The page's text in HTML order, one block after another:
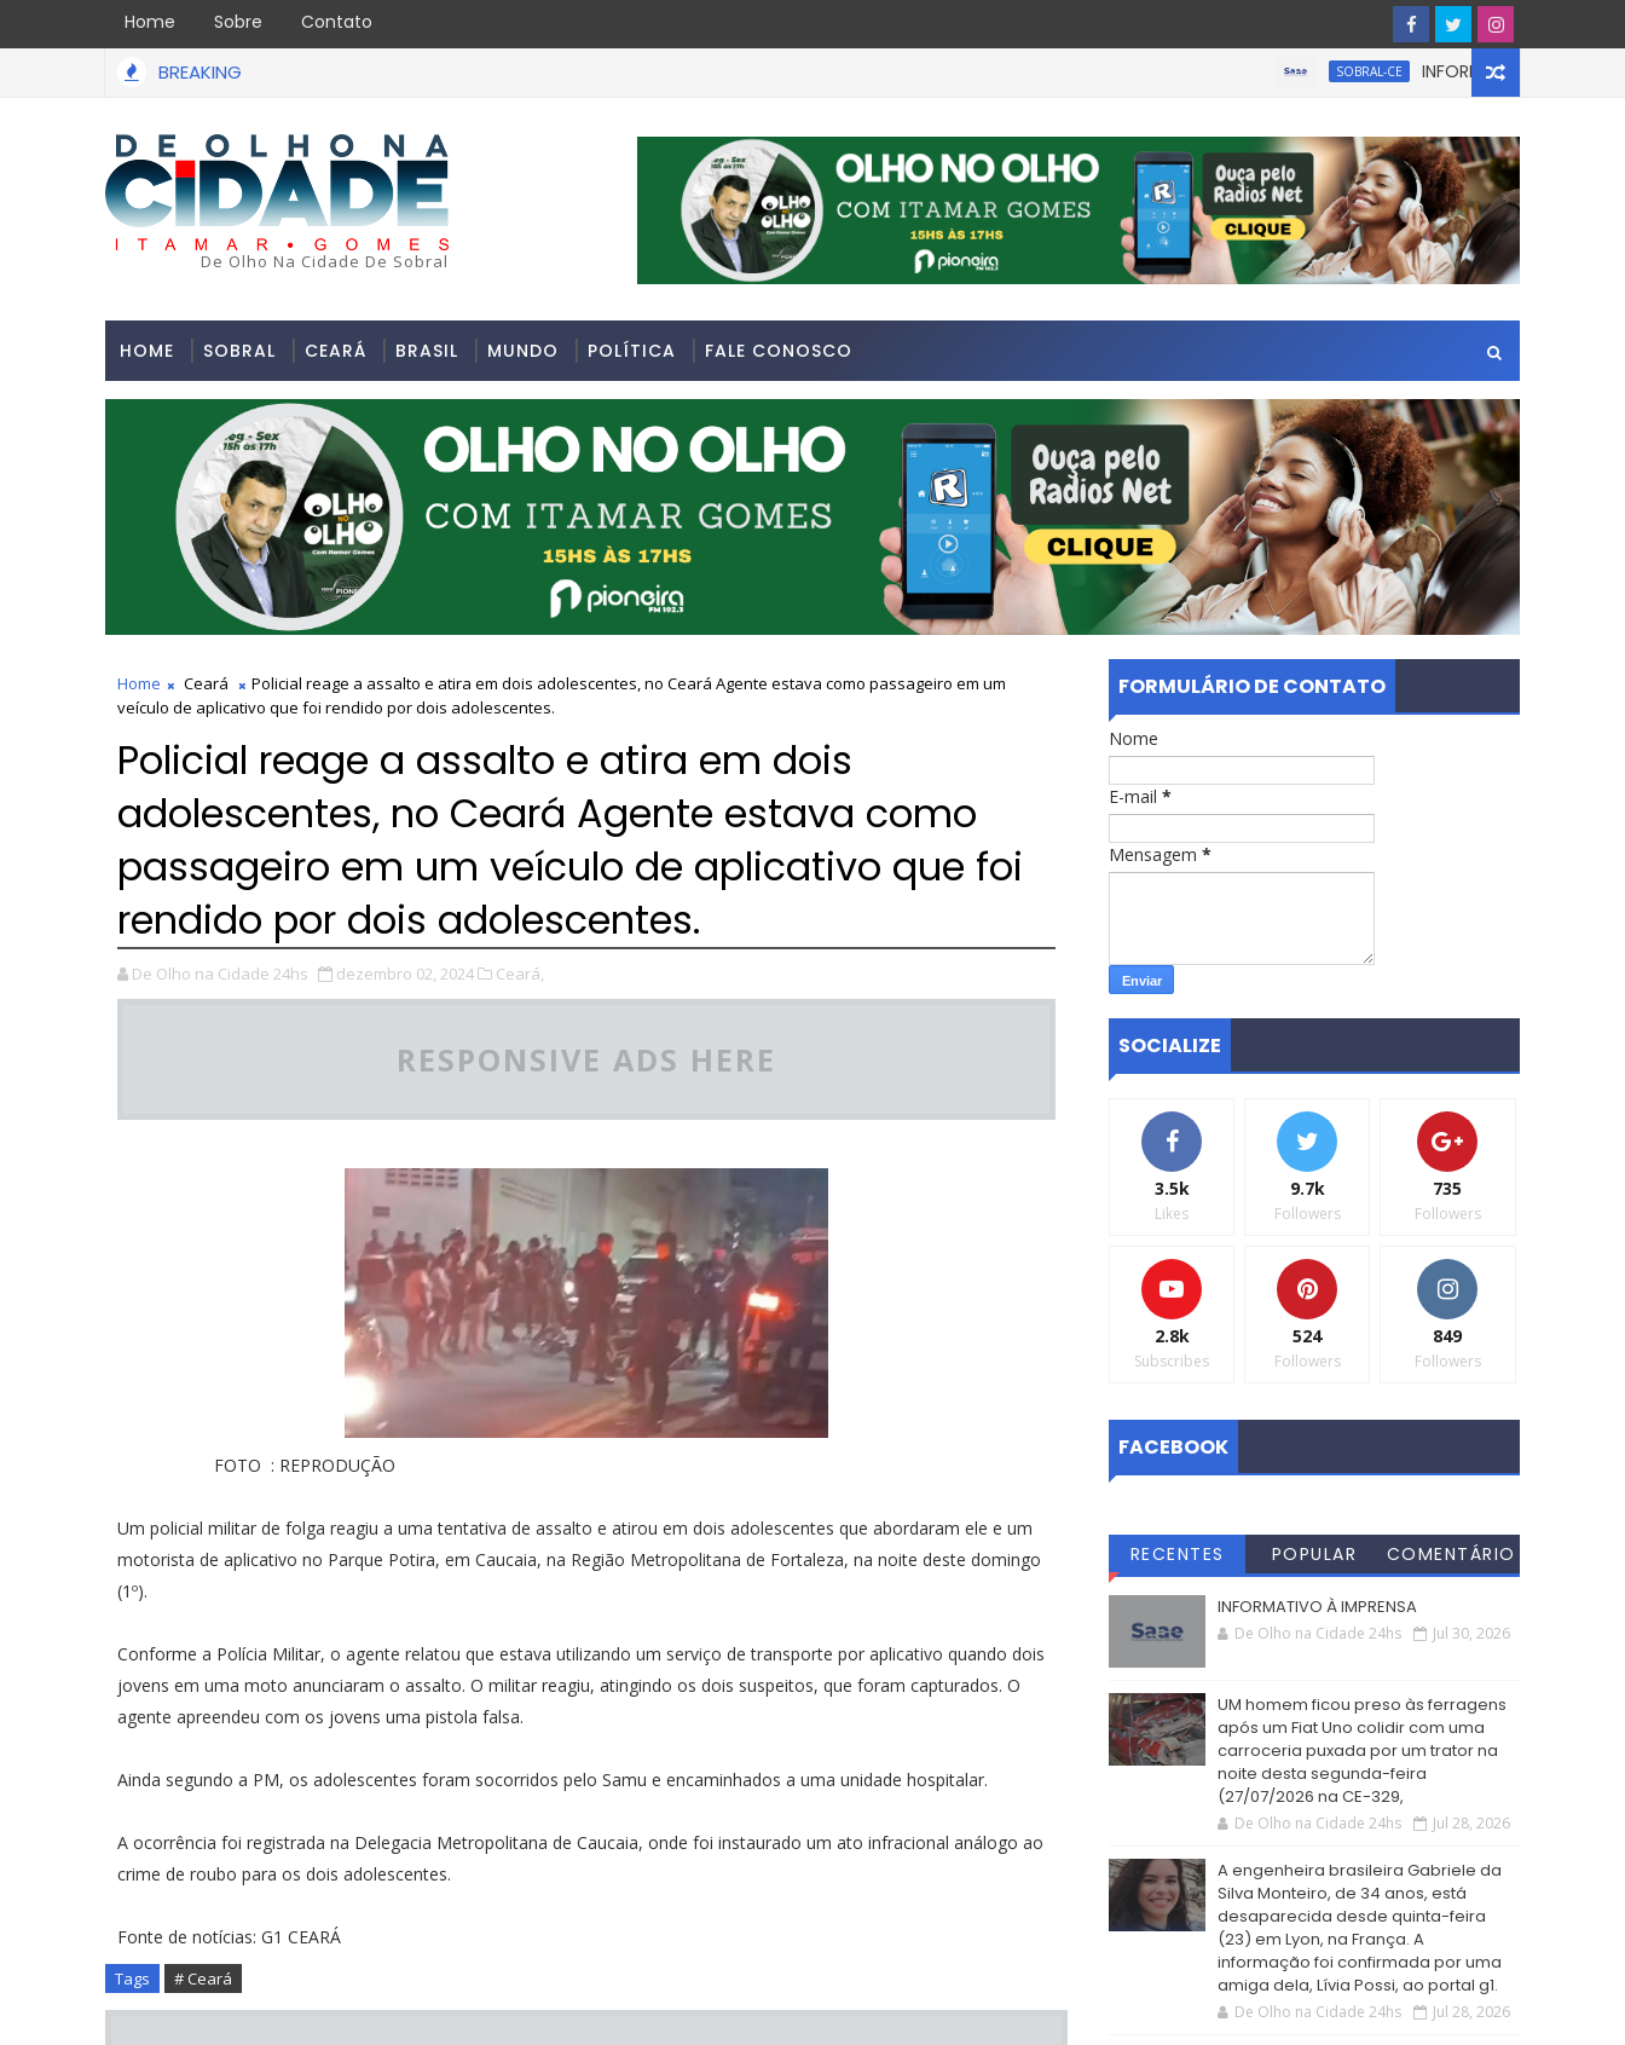
Home Sobre Contato
BREAKING SOBRAL-CE INFORMATIVO À IMPRENSA
De Olho Na Cidade De Sobral
HOME SOBRAL CEARÁ BRASIL MUNDO POLÍTICA FALE CONOSCO
Home Ceará
Policial reage a assalto e atira em dois adolescentes, no Ceará Agente estava como passageiro em um
veículo de aplicativo que foi rendido por dois adolescentes.
Policial reage a assalto e atira em dois
adolescentes, no Ceará Agente estava como
passageiro em um veículo de aplicativo que foi
rendido por dois adolescentes.
De Olho na Cidade 24hs dezembro 02, 2024 Ceará,
RESPONSIVE ADS HERE
FOTO : REPRODUÇÃO
Um policial militar de folga reagiu a uma tentativa de assalto e atirou em dois adolescentes que abordaram ele e um
motorista de aplicativo no Parque Potira, em Caucaia, na Região Metropolitana de Fortaleza, na noite deste domingo
(1º).
Conforme a Polícia Militar, o agente relatou que estava utilizando um serviço de transporte por aplicativo quando dois
jovens em uma moto anunciaram o assalto. O militar reagiu, atingindo os dois suspeitos, que foram capturados. O
agente apreendeu com os jovens uma pistola falsa.
Ainda segundo a PM, os adolescentes foram socorridos pelo Samu e encaminhados a uma unidade hospitalar.
A ocorrência foi registrada na Delegacia Metropolitana de Caucaia, onde foi instaurado um ato infracional análogo ao
crime de roubo para os dois adolescentes.
Fonte de notícias: G1 CEARÁ
Tags # Ceará
FORMULÁRIO DE CONTATO
Nome
E-mail *
Mensagem *
SOCIALIZE
3.5k
Likes
9.7k
Followers
735
Followers
2.8k
Subscribes
524
Followers
849
Followers
FACEBOOK
RECENTES POPULAR
COMENTÁRIO
INFORMATIVO À IMPRENSA
De Olho na Cidade 24hs Jul 30, 2026
UM homem ficou preso às ferragens
após um Fiat Uno colidir com uma
carroceria puxada por um trator na
noite desta segunda-feira
(27/07/2026 na CE-329,
De Olho na Cidade 24hs Jul 28, 2026
A engenheira brasileira Gabriele da
Silva Monteiro, de 34 anos, está
desaparecida desde quinta-feira
(23) em Lyon, na França. A
informação foi confirmada por uma
amiga dela, Lívia Possi, ao portal g1.
De Olho na Cidade 24hs Jul 28, 2026